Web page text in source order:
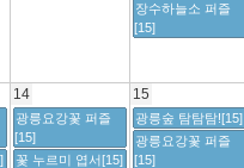
14 15
장수하늘소 퍼즐
[15]
광릉요강꽃 퍼즐
[15]
광릉숲 탐탐탐![15]
꽃 누르미 엽서[15]
광릉요강꽃 퍼즐
[15]